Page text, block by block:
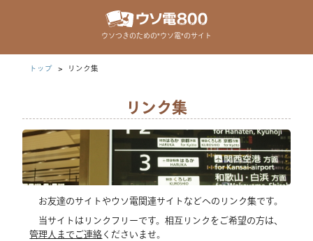
ウソつきのための"ウソ電"のサイト
トップ リンク集
リンク集
お友達のサイトやウソ電関連サイトなどへのリンク集です。
当サイトはリンクフリーです。相互リンクをご希望の方は、
管理人までご連絡くださいませ。